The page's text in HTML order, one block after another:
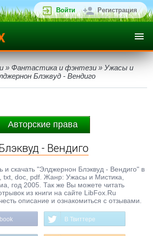
Войти Регистрация
» Фантастика и фэнтези » Ужасы и
Блэквуд - Вендиго
Авторские права
- Вендиго
и скачать "Элджернон Блэквуд - Вендиго" в
doc, pdf. Жанр: Ужасы и Мистика,
год 2005. Так же Вы можете читать
из книги на сайте LibFox.Ru
описание и ознакомиться с отзывами.
В Твиттере